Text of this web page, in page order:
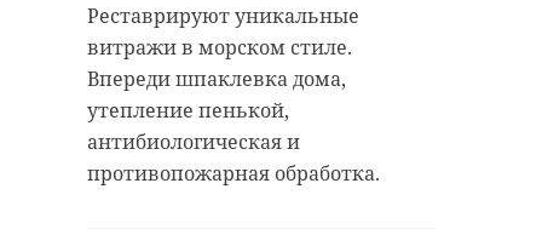
Реставрируют уникальные
витражи в морском стиле.
Впереди шпаклевка дома,
утепление пенькой,
антибиологическая и
противопожарная обработка.